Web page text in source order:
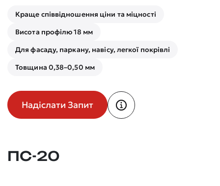
Краще співвідношення ціни та міцності
Висота профілю 18 мм
Для фасаду, паркану, навісу, легкої покрівлі
Товщина 0,38–0,50 мм
Надіслати Запит
ПС-20